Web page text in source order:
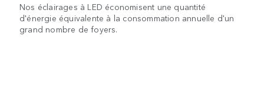
Nos éclairages à LED économisent une quantité
d'énergie équivalente à la consommation annuelle d'un
grand nombre de foyers.